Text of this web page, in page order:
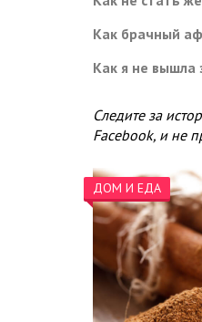
Как брачный
Как я не вышла
Следите за
Facebook, и не
ДОМ И ЕДА